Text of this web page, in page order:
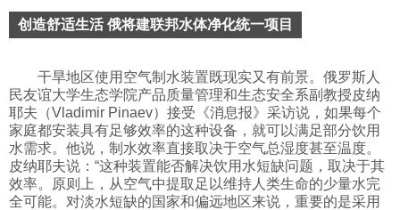
创造舒适生活 俄将建联邦水体净化统一项目
干旱地区使用空气制水装置既现实又有前景。俄罗斯人
民友谊大学生态学院产品质量管理和生态安全系副教授皮纳
耶夫（Vladimir Pinaev）接受《消息报》采访说，如果每个
家庭都安装具有足够效率的这种设备，就可以满足部分饮用
水需求。他说，制水效率直接取决于空气总湿度甚至温度。
皮纳耶夫说：“这种装置能否解决饮用水短缺问题，取决于其
效率。原则上，从空气中提取足以维持人类生命的少量水完
全可能。对淡水短缺的国家和偏远地区来说，重要的是采用